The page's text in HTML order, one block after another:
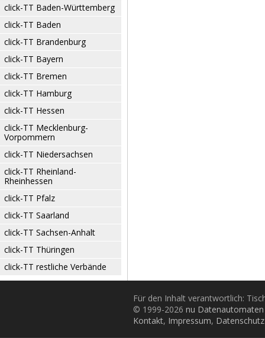
click-TT Baden-Württemberg
click-TT Baden
click-TT Brandenburg
click-TT Bayern
click-TT Bremen
click-TT Hamburg
click-TT Hessen
click-TT Mecklenburg-
Vorpommern
click-TT Niedersachsen
click-TT Rheinland-
Rheinhessen
click-TT Pfalz
click-TT Saarland
click-TT Sachsen-Anhalt
click-TT Thüringen
click-TT restliche Verbände
Für den Inhalt verantwortlich:
© 1999-2026 nu
Kontakt, Impressum, Datenschutz